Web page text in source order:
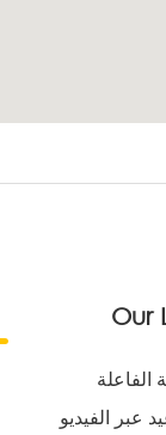
Our
الفاعلة
عبر الفيديو